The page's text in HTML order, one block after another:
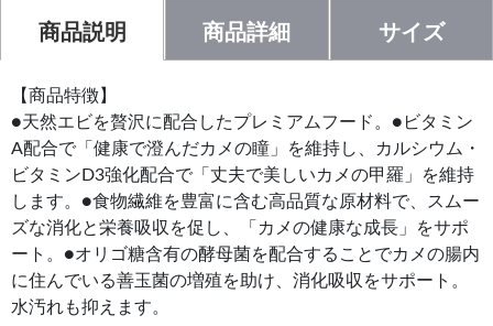
商品説明 商品詳細 サイズ
【商品特徴】
●天然エビを贅沢に配合したプレミアムフード。●ビタミン
A配合で「健康で澄んだカメの瞳」を維持し、カルシウム・
ビタミンD3強化配合で「丈夫で美しいカメの甲羅」を維持
します。●食物繊維を豊富に含む高品質な原材料で、スムー
ズな消化と栄養吸収を促し、「カメの健康な成長」をサポ
ート。●オリゴ糖含有の酵母菌を配合することでカメの腸内
に住んでいる善玉菌の増殖を助け、消化吸収をサポート。
水汚れも抑えます。